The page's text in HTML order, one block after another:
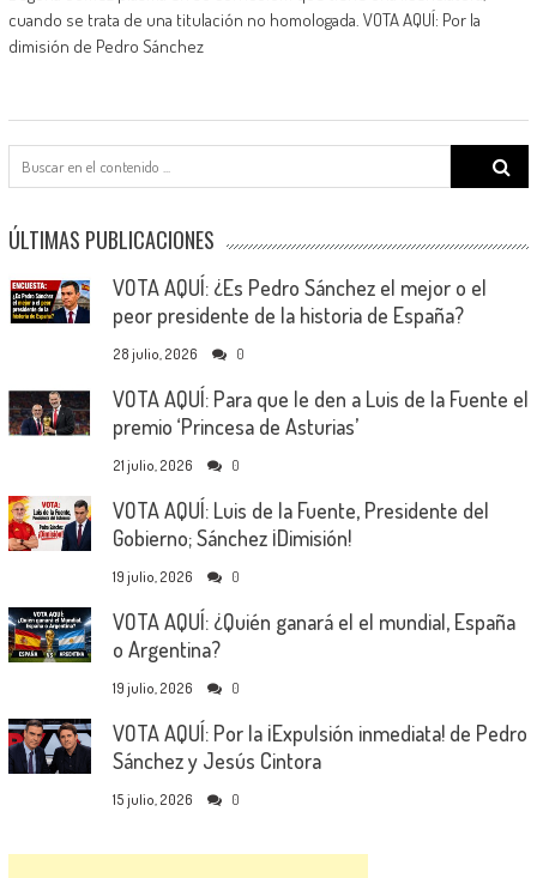
cuando se trata de una titulación no homologada. VOTA AQUÍ: Por la
dimisión de Pedro Sánchez
Search
ÚLTIMAS PUBLICACIONES
VOTA AQUÍ: ¿Es Pedro Sánchez el mejor o el
peor presidente de la historia de España?
28 julio, 2026 0
VOTA AQUÍ: Para que le den a Luis de la Fuente el
premio ‘Princesa de Asturias’
21 julio, 2026 0
VOTA AQUÍ: Luis de la Fuente, Presidente del
Gobierno; Sánchez ¡Dimisión!
19 julio, 2026 0
VOTA AQUÍ: ¿Quién ganará el el mundial, España
o Argentina?
19 julio, 2026 0
VOTA AQUÍ: Por la ¡Expulsión inmediata! de Pedro
Sánchez y Jesús Cintora
15 julio, 2026 0